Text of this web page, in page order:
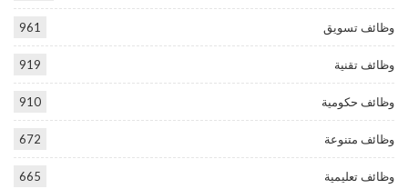
وظائف تسويق 961
وظائف تقنية 919
وظائف حكومية 910
وظائف متنوعة 672
وظائف تعليمية 665